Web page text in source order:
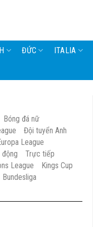
ĐỨC ITALIA
Bóng đá nữ
Đội tuyển Anh
League
động
Trực tiếp
League
Kings Cup
Bundesliga